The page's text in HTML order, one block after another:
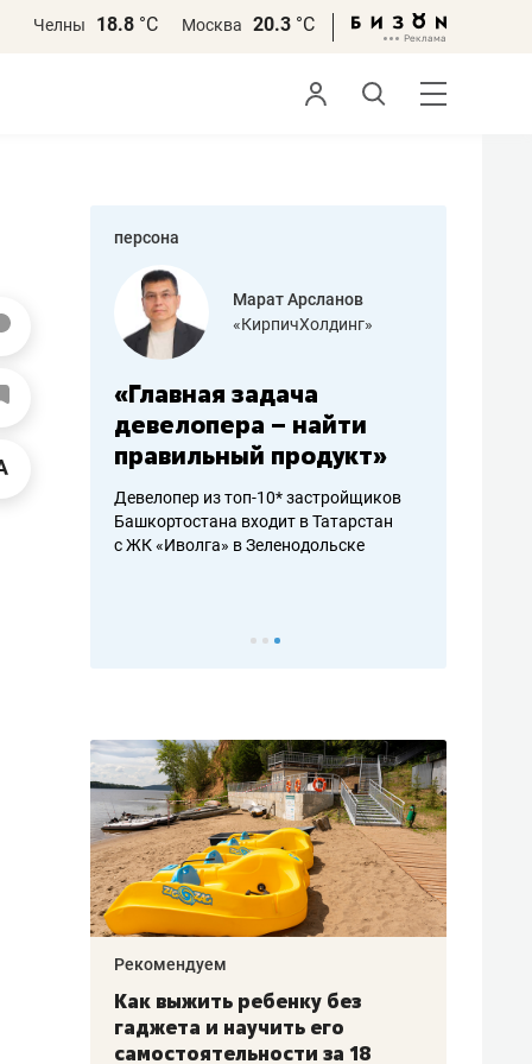
Челны 18.8 °С Москва 20.3 °С
персона
Марат Арсланов
«КирпичХолдинг»
«Главная задача
девелопера – найти
правильный продукт»
Девелопер из топ-10* застройщиков
Башкортостана входит в Татарстан
с ЖК «Иволга» в Зеленодольске
–
Рекомендуем
Как выжить ребенку без
гаджета и научить его
самостоятельности за 18